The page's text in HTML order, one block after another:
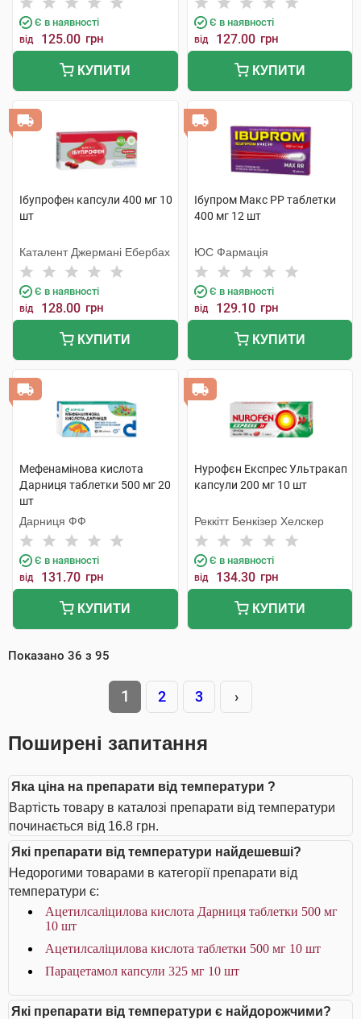
Є в наявності
від 125.00 грн
КУПИТИ
Є в наявності
від 127.00 грн
КУПИТИ
Ібупрофен капсули 400 мг 10
шт
Каталент Джермані Ебербах
Є в наявності
від 128.00 грн
КУПИТИ
Ібупром Макс РР таблетки
400 мг 12 шт
ЮС Фармація
Є в наявності
від 129.10 грн
КУПИТИ
Мефенамінова кислота
Дарниця таблетки 500 мг 20
шт
Дарниця ФФ
Є в наявності
від 131.70 грн
КУПИТИ
Нурофєн Експрес Ультракап
капсули 200 мг 10 шт
Реккітт Бенкізер Хелскер
Є в наявності
від 134.30 грн
КУПИТИ
Показано 36 з 95
1 2 3 ›
Поширені запитання
Яка ціна на препарати від температури ?
Вартість товару в каталозі препарати від температури
починається від 16.8 грн.
Які препарати від температури найдешевші?
Недорогими товарами в категорії препарати від
температури є:
Ацетилсаліцилова кислота Дарниця таблетки 500 мг
10 шт
Ацетилсаліцилова кислота таблетки 500 мг 10 шт
Парацетамол капсули 325 мг 10 шт
Які препарати від температури є найдорожчими?